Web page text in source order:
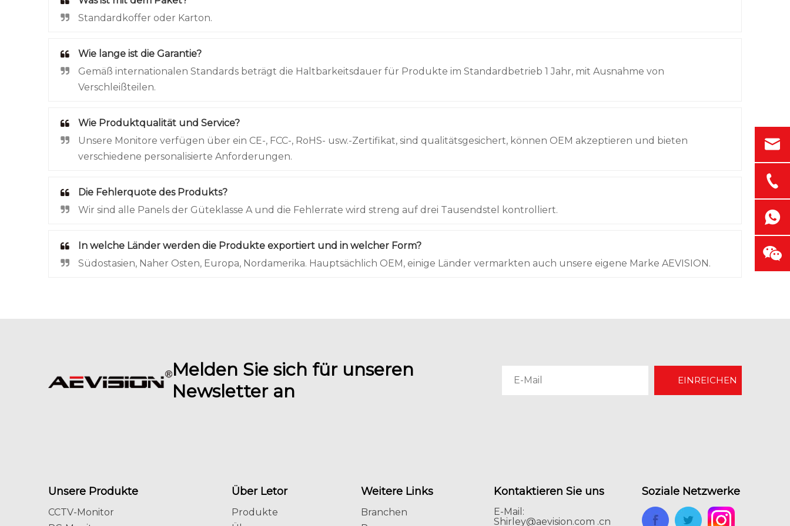
Standardkoffer oder Karton.
Wie lange ist die Garantie?
Gemäß internationalen Standards beträgt die Haltbarkeitsdauer für Produkte im Standardbetrieb 1 Jahr, mit Ausnahme von
Verschleißteilen.
Wie Produktqualität und Service?
Unsere Monitore verfügen über ein CE-, FCC-, RoHS- usw.-Zertifikat, sind qualitätsgesichert, können OEM akzeptieren und bieten
verschiedene personalisierte Anforderungen.
Die Fehlerquote des Produkts?
Wir sind alle Panels der Güteklasse A und die Fehlerrate wird streng auf drei Tausendstel kontrolliert.
In welche Länder werden die Produkte exportiert und in welcher Form?
Südostasien, Naher Osten, Europa, Nordamerika. Hauptsächlich OEM, einige Länder vermarkten auch unsere eigene Marke AEVISION.
Melden Sie sich für unseren
Newsletter an
EINREICHEN
Unsere Produkte
CCTV-Monitor
Über Letor
Produkte
Weitere Links
Branchen
Kontaktieren Sie uns
E-Mail:
Shirley@aevision.com .cn
Soziale Netzwerke